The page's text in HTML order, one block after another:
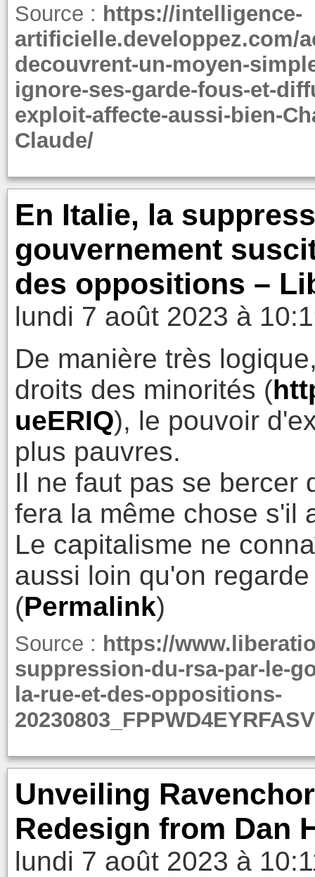
Source : https://intelligence-
artificielle.developpez.com/
decouvrent-un-moyen-
ignore-ses-garde-fous-et-
exploit-affecte-aussi-bien-
Claude/
En Italie, la
gouvernement
des oppositions –
lundi 7 août 2023 à
De manière très
droits des minorités (
ueERIQ), le pouvoir
plus pauvres.
Il ne faut pas se bercer
fera la même chose s'il
Le capitalisme ne
aussi loin qu'on
(Permalink)
Source : https://
suppression-du-rsa-par-le-
la-rue-et-des-oppositions-
Unveiling
Redesign from Dan
lundi 7 août 2023 à